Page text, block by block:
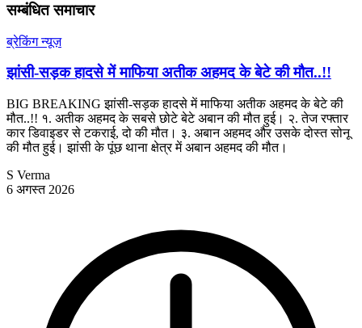
सम्बंधित समाचार
ब्रेकिंग न्यूज़
झांसी-सड़क हादसे में माफिया अतीक अहमद के बेटे की मौत..!!
BIG BREAKING झांसी-सड़क हादसे में माफिया अतीक अहमद के बेटे की
मौत..!! १. अतीक अहमद के सबसे छोटे बेटे अबान की मौत हुई। २. तेज रफ्तार
कार डिवाइडर से टकराई, दो की मौत। ३. अबान अहमद और उसके दोस्त सोनू
की मौत हुई। झांसी के पूंछ थाना क्षेत्र में अबान अहमद की मौत।
S Verma
6 अगस्त 2026